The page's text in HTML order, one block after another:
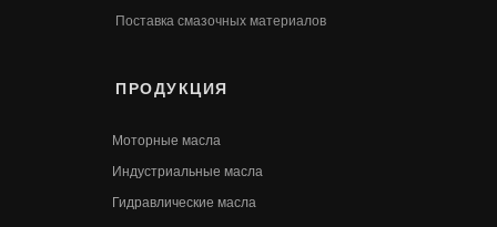
Поставка смазочных материалов
ПРОДУКЦИЯ
Моторные масла
Индустриальные масла
Гидравлические масла